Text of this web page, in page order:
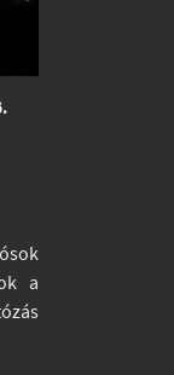
a